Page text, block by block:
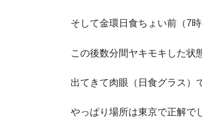
そして金環日食ちょい前（7
この後数分間ヤキモキした状
出てきて肉眼（日食グラス）
やっぱり場所は東京で正解で